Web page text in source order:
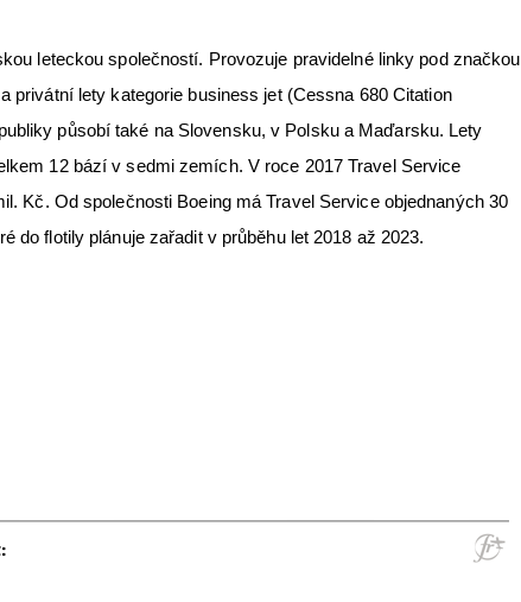
leteckou společností. Provozuje pravidelné linky pod značkou
privátní lety kategorie business jet (Cessna 680 Citation
působí také na Slovensku, v Polsku a Maďarsku. Lety
12 bází v sedmi zemích. V roce 2017 Travel Service
Kč. Od společnosti Boeing má Travel Service objednaných 30
do flotily plánuje zařadit v průběhu let 2018 až 2023.